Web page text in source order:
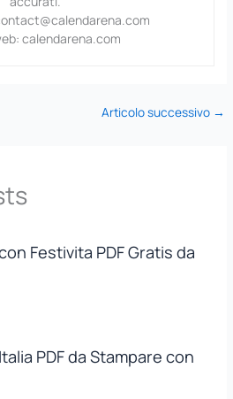
calendarena.com
Articolo successivo →
Festivita PDF Gratis da
PDF da Stampare con